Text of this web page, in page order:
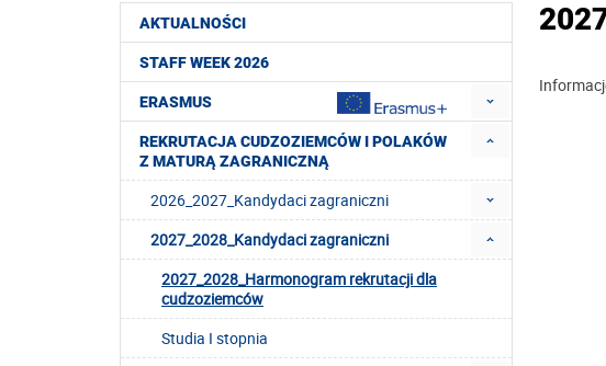
AKTUALNOŚCI
STAFF WEEK 2026
ERASMUS
REKRUTACJA CUDZOZIEMCÓW I POLAKÓW
Z MATURĄ ZAGRANICZNĄ
2026_2027_Kandydaci zagraniczni
2027_2028_Kandydaci zagraniczni
2027_2028_Harmonogram rekrutacji dla
cudzoziemców
Studia I stopnia